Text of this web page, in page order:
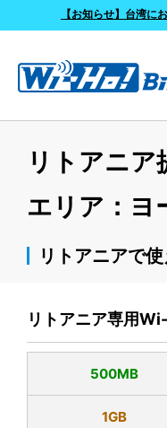
【お知らせ】台湾に
よくあるご質問
リトアニア
エリア：ヨ
リトアニアで
リトアニア専用
500MB
1GB